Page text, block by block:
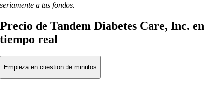
seriamente a tus fondos.
Precio de Tandem Diabetes Care, Inc. en
tiempo real
Empieza en cuestión de minutos